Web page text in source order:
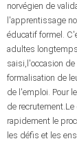
norvégien de
l'apprentissage
éducatif formel.
adultes
saisi,l'occasion
formalisation de
de l'emploi. Pour
de
rapidement le
les défis et les